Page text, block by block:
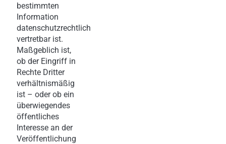
bestimmten
Information
datenschutzrechtlich
vertretbar ist.
Maßgeblich ist,
ob der Eingriff in
Rechte Dritter
verhältnismäßig
ist – oder ob ein
überwiegendes
öffentliches
Interesse an der
Veröffentlichung